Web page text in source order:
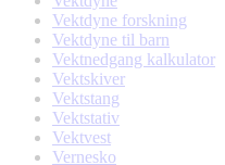
Vektdyne forskning
Vektdyne til barn
Vektnedgang kalkulator
Vektskiver
Vektstang
Vektstativ
Vektvest
Vernesko